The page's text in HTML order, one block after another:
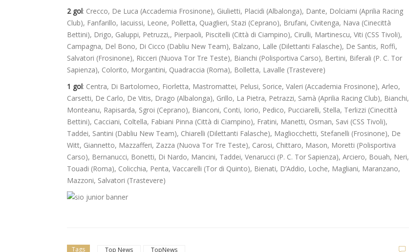
2 gol: Crecco, De Luca (Accademia Frosinone), Giulietti, Placidi (Albalonga), Dante, Dolciami (Aprilia Racing
Club), Fanfarillo, Iacuissi, Leone, Polletta, Quaglieri, Stazi (Ceprano), Brufani, Civitenga, Nava (Cinecittà
Bettini), Drigo, Galuppi, Petruzzi,, Pierpaoli, Piscitelli (Città di Ciampino), Cirulli, Martinescu, Viti (CSS Tivoli),
Campagna, Del Bono, Di Cicco (Dabliu New Team), Balzano, Lalle (Dilettanti Falasche), De Santis, Roffi,
Salvatori (Frosinone), Ricceri (Nuova Tor Tre Teste), Bianchi (Polisportiva Carso), Bertini, Biferali (P. C. Tor
Sapienza), Colorito, Morgantini, Quadraccia (Roma), Bolletta, Lavalle (Trastevere)
1 gol: Centra, Di Bartolomeo, Fiorletta, Mastromattei, Pelusi, Sorice, Valeri (Accademia Frosinone), Arleo,
Carsetti, De Carlo, De Vitis, Drago (Albalonga), Grillo, La Pietra, Petrazzi, Samà (Aprilia Racing Club), Bianchi,
Monteanu, Rapisarda, Sgroi (Ceprano), Bianconi, Conti, Iorio, Pedico, Pucciarelli, Stella, Terlizzi (Cinecittà
Bettini), Cacciani, Coltella, Fabiani Pinna (Città di Ciampino), Fratini, Manetti, Osman, Savi (CSS Tivoli),
Taddei, Santini (Dabliu New Team), Chiarelli (Dilettanti Falasche), Magliocchetti, Stefanelli (Frosinone), De
Witt, Giannetto, Mazzafferi, Zazza (Nuova Tor Tre Teste), Carosi, Chittaro, Mason, Moretti (Polisportiva
Carso), Bernanucci, Bonetti, Di Nardo, Mancini, Taddei, Venarucci (P. C. Tor Sapienza), Arciero, Bouah, Neri,
Touadi (Roma), Colicchia, Penta, Vaccarelli (Tor di Quinto), Bienati, D’Addio, Loche, Magliani, Maranzano,
Mazzoni, Salvatori (Trastevere)
Tags Top News TopNews